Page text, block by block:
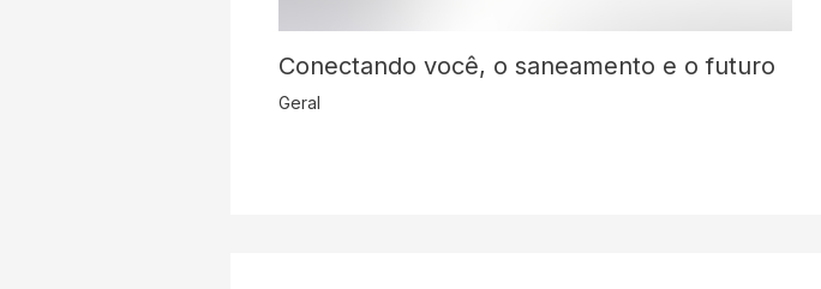
Conectando você, o saneamento e o futuro
Geral